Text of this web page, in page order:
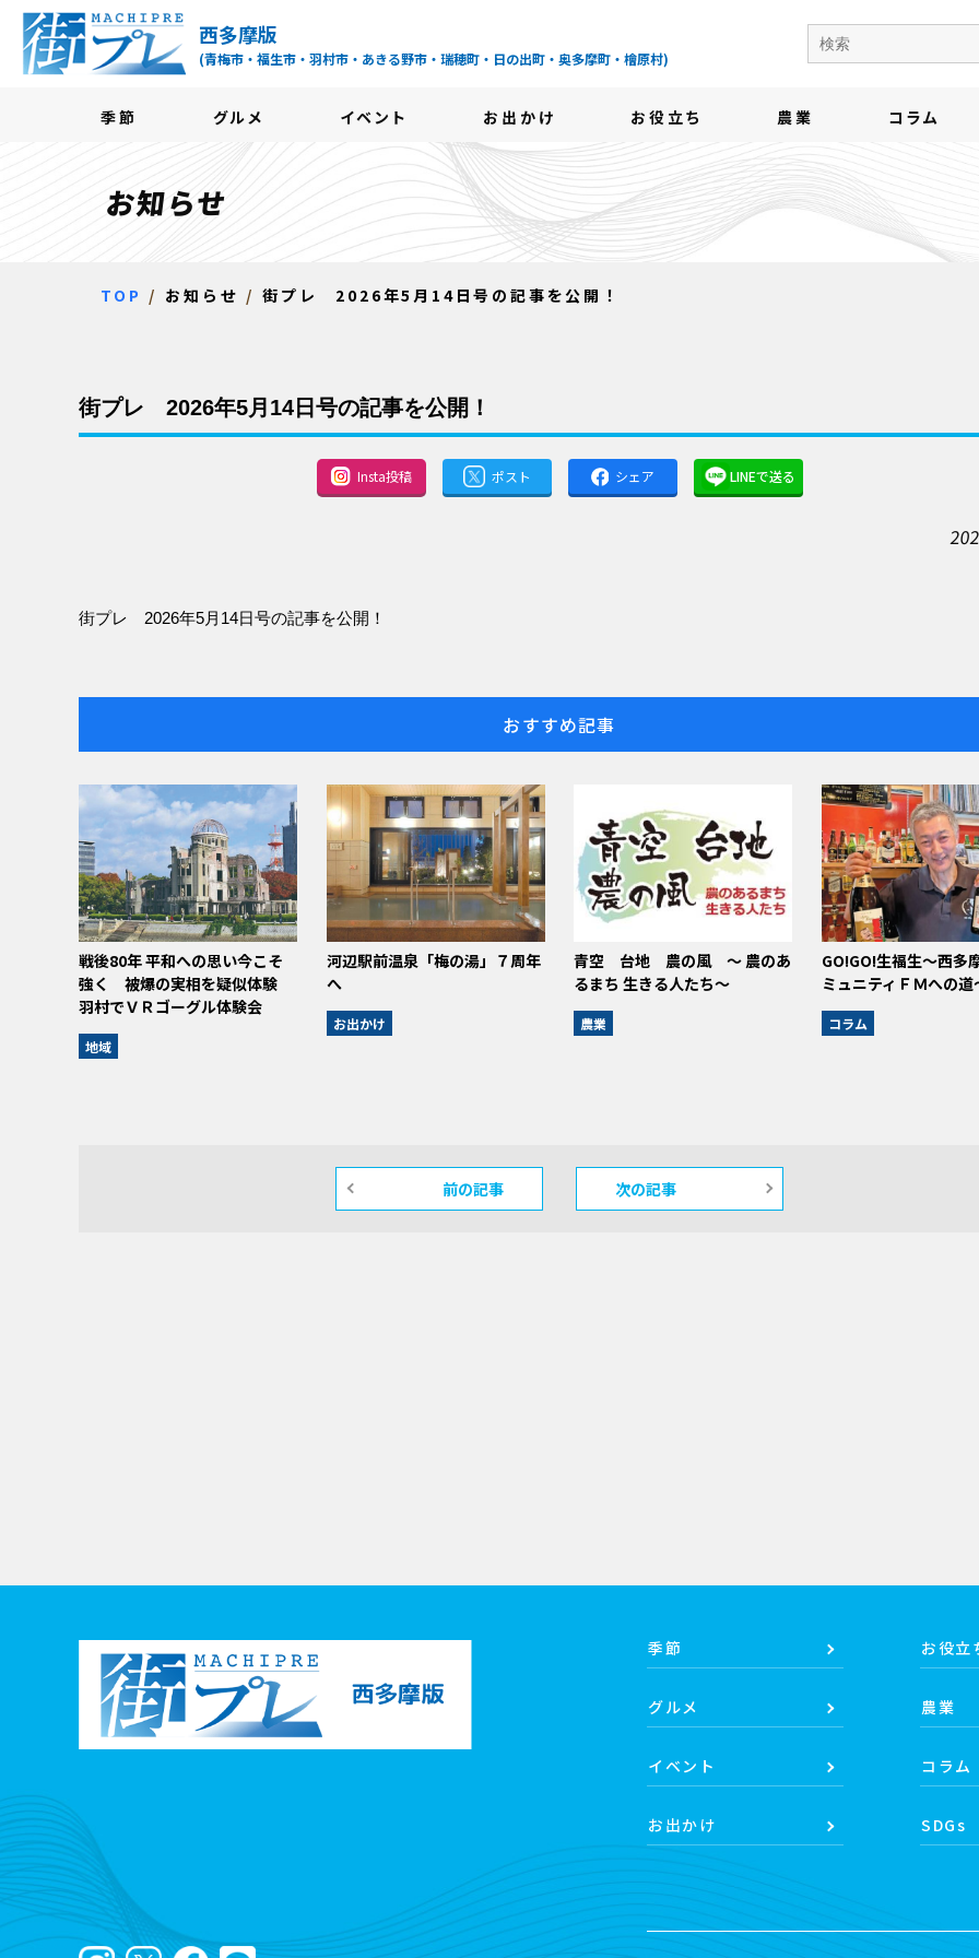
街プレ -東京・西多摩の地域情報サイト-
西多摩版
(青梅市・福生市・羽村市・あきる野市・瑞穂町・日の出町・奥多摩町・檜原村)
季節 グルメ イベント お出かけ お役立ち 農業 コラム
お知らせ
TOP お知らせ 街プレ 2026年5月14日号の記事を公開！
街プレ 2026年5月14日号の記事を公開！
Insta投稿 ポスト シェア LINEで送る
街プレ 2026年5月14日号の記事を公開！
おすすめ記事
戦後80年 平和への思い今こそ
強く 被爆の実相を疑似体験
羽村でＶＲゴーグル体験会
地域
河辺駅前温泉「梅の湯」７周年
へ
お出かけ
青空 台地 農の風 ～ 農のあ
るまち 生きる人たち～
農業
GO!GO!生福生～西多
ミュニティＦＭへの道
コラム
前の記事 次の記事
季節
グルメ
イベント
お出かけ
お役立
農業
コラム
SDGs